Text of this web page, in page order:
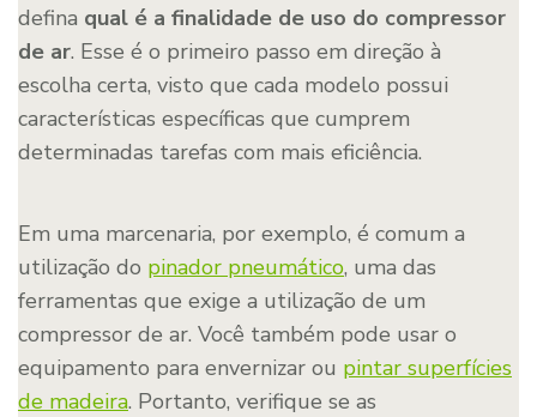
defina qual é a finalidade de uso do compressor
de ar. Esse é o primeiro passo em direção à
escolha certa, visto que cada modelo possui
características específicas que cumprem
determinadas tarefas com mais eficiência.
Em uma marcenaria, por exemplo, é comum a
utilização do pinador pneumático, uma das
ferramentas que exige a utilização de um
compressor de ar. Você também pode usar o
equipamento para envernizar ou pintar superfícies
de madeira. Portanto, verifique se as